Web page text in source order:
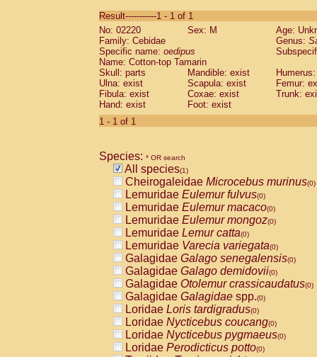
CebidaeSaguinus labiatus(0)
Cebidae Saguinus leucopus (0)
Cebidae
CebidaeSaguinus mystax
Cebidae Saguinus nigricollis (0)
Cebidae Saguinus oedipus
Cebidae Saguinus weddelli
Cebidae Saguinusspp.
Cebidae
CebidaeCebus capucinus
CebidaeCebus nigrivittatus
CebidaeCebus spp.(0)
CebidaeSaimiri boliviensis(0)
CebidaeSaimiri sciureus(0)
AtelidaeAlouatta caraya(0)
AtelidaeAlouatta fusca(0)
AtelidaeAlouatta seniculus(0)
AtelidaeAlouattaspp.(0)
AtelidaeAteles belzebuth(0)
AtelidaeAteles geoffroyi(0)
AtelidaeAteles paniscus(0)
AtelidaeAtelesspp.(0)
AtelidaeLagothrix lagothricha(0)
AtelidaeLagothrix lagothricha cana
PitheciidaeCacajao calvus
Result-----------1 - 1 of 1
No: 02220
Sex: M
Age:
Family: Cebidae
Genus:
Specific name: oedipus
Name: Cotton-top Tamarin
Skull: parts
Mandible: exist
Ulna: exist
Scapula: exist
Femur:
Fibula: exist
Coxae: exist
Trunk:
Hand: exist
Foot: exist
1 - 1 of 1
Species: * OR search
All species(1)
Cheirogaleidae Microcebus murinus(0)
Lemuridae Eulemur fulvus(0)
Lemuridae Eulemur macaco(0)
Lemuridae Eulemur mongoz(0)
Lemuridae Lemur catta(0)
Lemuridae Varecia variegata(0)
Galagidae Galago senegalensis(0)
Galagidae Galago demidovii(0)
Galagidae Otolemur crassicaudatus(0)
Galagidae Galagidae spp.(0)
Loridae Loris tardigradus(0)
Loridae Nycticebus coucang(0)
Loridae Nycticebus pygmaeus(0)
Loridae Perodicticus potto(0)